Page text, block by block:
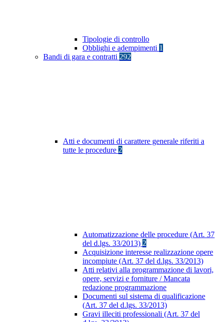
Tipologie di controllo
Obblighi e adempimenti 1
Bandi di gara e contratti 292
Atti e documenti di carattere generale riferiti a
tutte le procedure 2
Automatizzazione delle procedure (Art. 37
del d.lgs. 33/2013) 2
Acquisizione interesse realizzazione opere
incompiute (Art. 37 del d.lgs. 33/2013)
Atti relativi alla programmazione di lavori,
opere, servizi e forniture / Mancata
redazione programmazione
Documenti sul sistema di qualificazione
(Art. 37 del d.lgs. 33/2013)
Gravi illeciti professionali (Art. 37 del